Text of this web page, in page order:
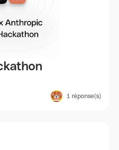
1 réponse(s)